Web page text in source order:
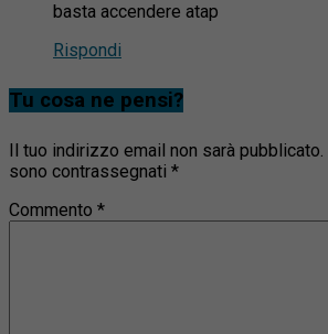
basta accendere atap
Rispondi
Tu cosa ne pensi?
Il tuo indirizzo email non sarà pubblicato.
sono contrassegnati *
Commento *